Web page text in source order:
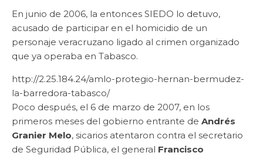
En junio de 2006, la entonces SIEDO lo detuvo,
acusado de participar en el homicidio de un
personaje veracruzano ligado al crimen organizado
que ya operaba en Tabasco.
http://2.25.184.24/amlo-protegio-hernan-bermudez-
la-barredora-tabasco/
Poco después, el 6 de marzo de 2007, en los
primeros meses del gobierno entrante de Andrés
Granier Melo, sicarios atentaron contra el secretario
de Seguridad Pública, el general Francisco